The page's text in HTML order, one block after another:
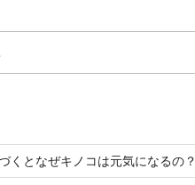
くとなぜキノコは元気になるの？